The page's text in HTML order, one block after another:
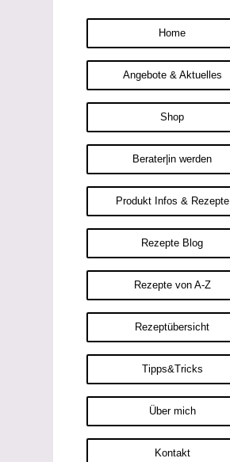
Home
Angebote & Aktuelles
Shop
Berater|in werden
Produkt Infos & Rezepte
Rezepte Blog
Rezepte von A-Z
Rezeptübersicht
Tipps&Tricks
Über mich
Kontakt